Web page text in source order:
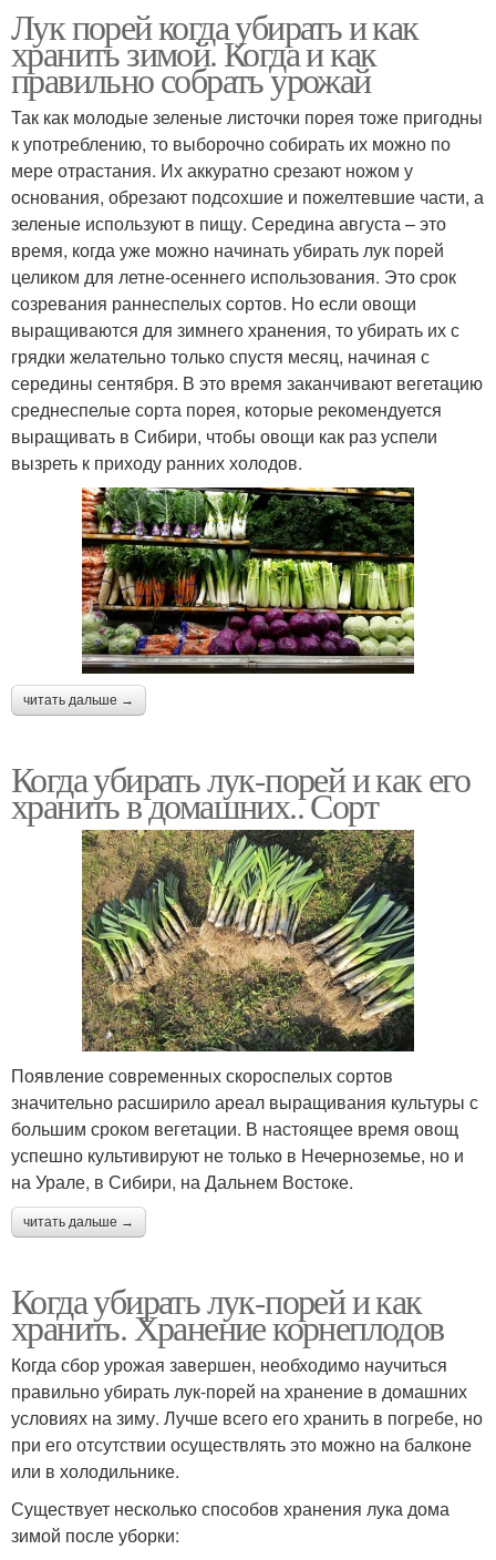
Лук порей когда убирать и как
хранить зимой. Когда и как
правильно собрать урожай
Так как молодые зеленые листочки порея тоже пригодны
к употреблению, то выборочно собирать их можно по
мере отрастания. Их аккуратно срезают ножом у
основания, обрезают подсохшие и пожелтевшие части, а
зеленые используют в пищу. Середина августа – это
время, когда уже можно начинать убирать лук порей
целиком для летне-осеннего использования. Это срок
созревания раннеспелых сортов. Но если овощи
выращиваются для зимнего хранения, то убирать их с
грядки желательно только спустя месяц, начиная с
середины сентября. В это время заканчивают вегетацию
среднеспелые сорта порея, которые рекомендуется
выращивать в Сибири, чтобы овощи как раз успели
вызреть к приходу ранних холодов.
читать дальше →
Когда убирать лук-порей и как его
хранить в домашних.. Сорт
Появление современных скороспелых сортов
значительно расширило ареал выращивания культуры с
большим сроком вегетации. В настоящее время овощ
успешно культивируют не только в Нечерноземье, но и
на Урале, в Сибири, на Дальнем Востоке.
читать дальше →
Когда убирать лук-порей и как
хранить. Хранение корнеплодов
Когда сбор урожая завершен, необходимо научиться
правильно убирать лук-порей на хранение в домашних
условиях на зиму. Лучше всего его хранить в погребе, но
при его отсутствии осуществлять это можно на балконе
или в холодильнике.
Существует несколько способов хранения лука дома
зимой после уборки: